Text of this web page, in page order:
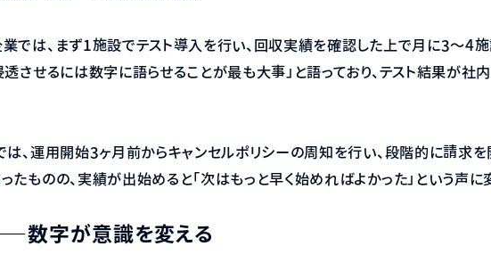
では、まず1施設でテスト導入を行い、回収実績を確認した上で月に3〜4施
透させるには数字に語らせることが最も大事」と語っており、テスト結果が社
は、運用開始3ヶ月前からキャンセルポリシーの周知を行い、段階的に請求
たものの、実績が出始めると「次はもっと早く始めればよかった」という声に
数字が意識を変える